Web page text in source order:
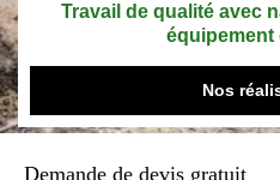
Travail de qualité avec
équipement
Nos
Demande de devis gratuit